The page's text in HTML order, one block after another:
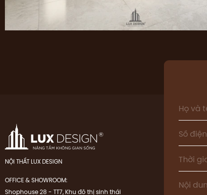
NỘI THẤT LUX DESIGN
OFFICE & SHOWROOM:
Shophouse 28 - TT7, Khu đô thị sinh thái